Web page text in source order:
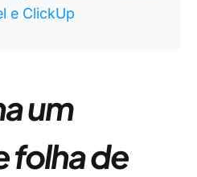
e ClickUp
um
folha de